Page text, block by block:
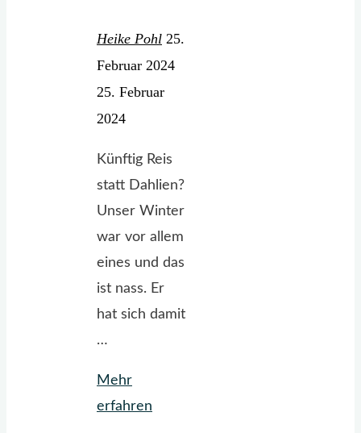
Heike Pohl 25.
Februar 2024
25. Februar
2024
Künftig Reis
statt Dahlien?
Unser Winter
war vor allem
eines und das
ist nass. Er
hat sich damit
…
Mehr
erfahren